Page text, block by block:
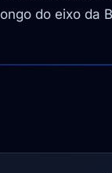
do eixo da